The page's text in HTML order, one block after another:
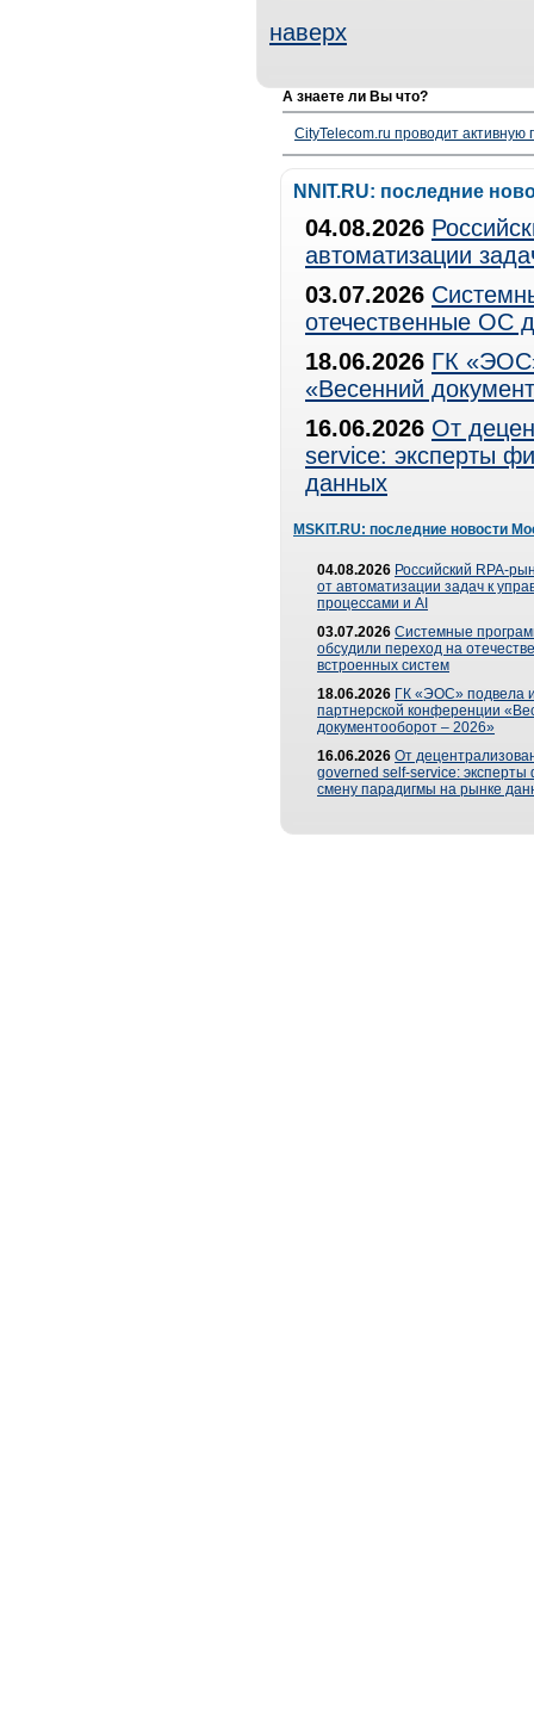
наверх
А знаете ли Вы что?
CityTelecom.ru проводит активную
NNIT.RU: последние
04.08.2026
автоматизации
03.07.2026
отечественные ОС
18.06.2026 ГК
«Весенний
16.06.2026 От
service: эксперты
данных
MSKIT.RU: последние новости
04.08.2026 Российский RPA-
от автоматизации задач к
процессами и AI
03.07.2026 Системные
обсудили переход на
встроенных систем
18.06.2026 ГК «ЭОС» подвела
партнерской конференции
документооборот – 2026»
16.06.2026 От
governed self-service: эксперты
смену парадигмы на рынке